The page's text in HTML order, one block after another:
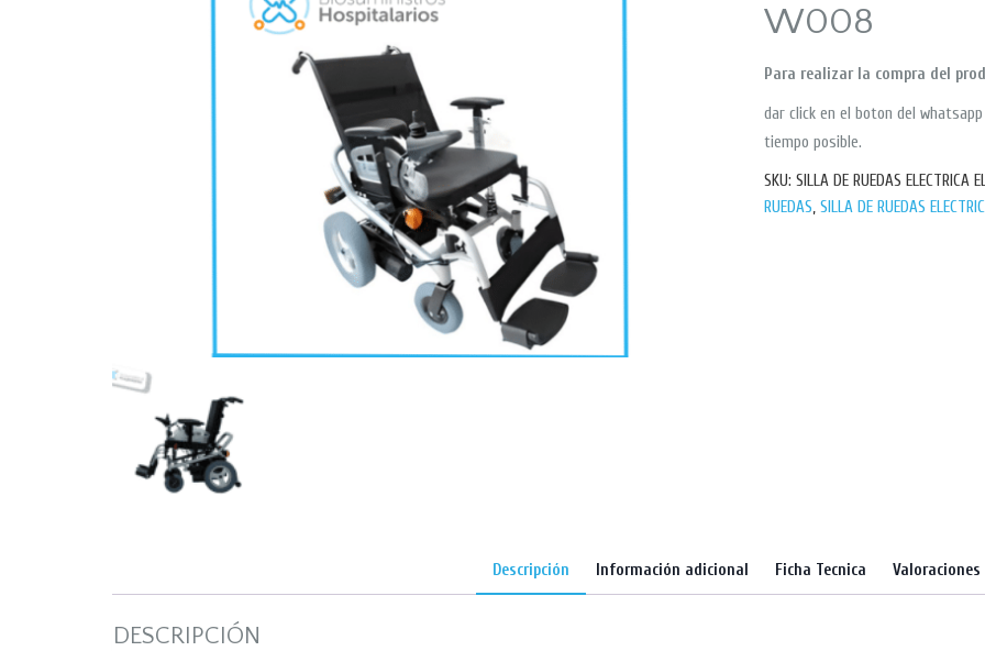
W008
Para realizar la compra del
dar click en el boton del
tiempo posible.
SKU: SILLA DE RUEDAS ELECTRICA
RUEDAS, SILLA DE RUEDAS
Descripción Información adicional Ficha Tecnica Valoraciones
DESCRIPCIÓN